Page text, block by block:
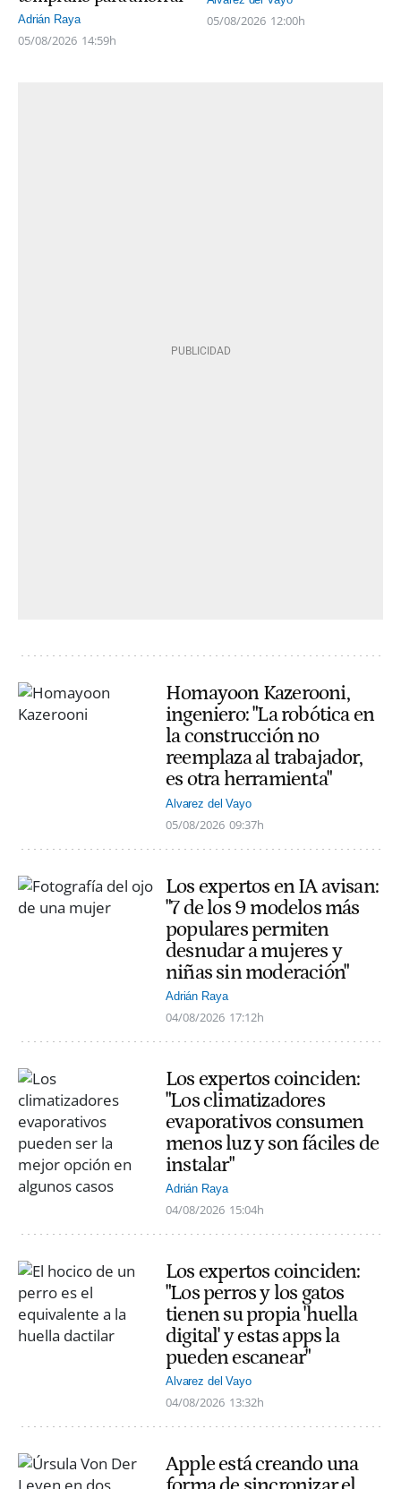
Adrián Raya
05/08/2026 14:59h
05/08/2026 12:00h
Homayoon Kazerooni,
ingeniero: "La robótica en
la construcción no
reemplaza al trabajador,
es otra herramienta"
Alvarez del Vayo
05/08/2026 09:37h
Los expertos en IA avisan:
"7 de los 9 modelos más
populares permiten
desnudar a mujeres y
niñas sin moderación"
Adrián Raya
04/08/2026 17:12h
Los expertos coinciden:
"Los climatizadores
evaporativos consumen
menos luz y son fáciles de
instalar"
Adrián Raya
04/08/2026 15:04h
Los expertos coinciden:
"Los perros y los gatos
tienen su propia 'huella
digital' y estas apps la
pueden escanear"
Alvarez del Vayo
04/08/2026 13:32h
Apple está creando una